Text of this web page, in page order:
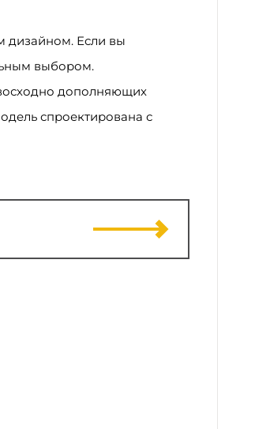
дизайном. Если вы
выбором.
дополняющих
спроектирована с